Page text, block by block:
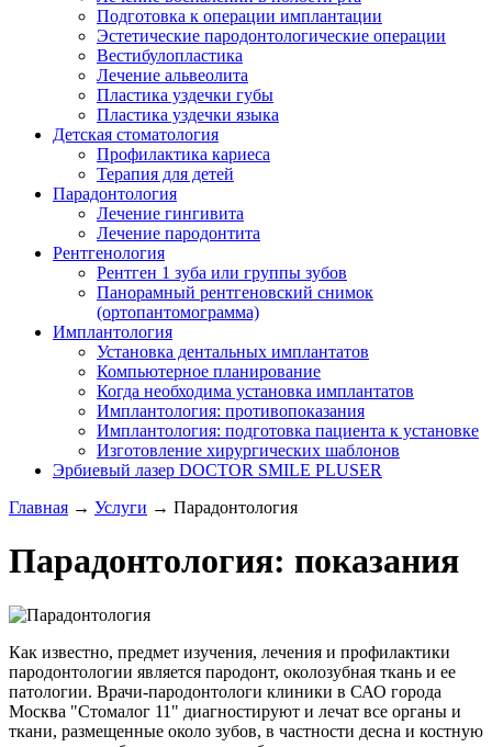
Подготовка к операции имплантации
Эстетические пародонтологические операции
Вестибулопластика
Лечение альвеолита
Пластика уздечки губы
Пластика уздечки языка
Детская стоматология
Профилактика кариеса
Терапия для детей
Парадонтология
Лечение гингивита
Лечение пародонтита
Рентгенология
Рентген 1 зуба или группы зубов
Панорамный рентгеновский снимок
(ортопантомограмма)
Имплантология
Установка дентальных имплантатов
Компьютерное планирование
Когда необходима установка имплантатов
Имплантология: противопоказания
Имплантология: подготовка пациента к установке
Изготовление хирургических шаблонов
Эрбиевый лазер DOCTOR SMILE PLUSER
Главная → Услуги → Парадонтология
Парадонтология: показания
Как известно, предмет изучения, лечения и профилактики
пародонтологии является пародонт, околозубная ткань и ее
патологии. Врачи-пародонтологи клиники в САО города
Москва "Стомалог 11" диагностируют и лечат все органы и
ткани, размещенные около зубов, в частности десна и костную